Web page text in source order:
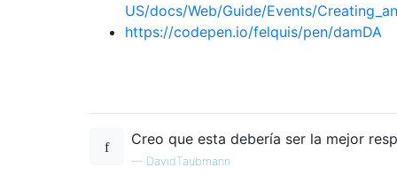
US/docs/Web/Guide/Events/
https://codepen.io/felquis/pen/damDA
Creo que esta debería ser la mejor
— DavidTaubmann